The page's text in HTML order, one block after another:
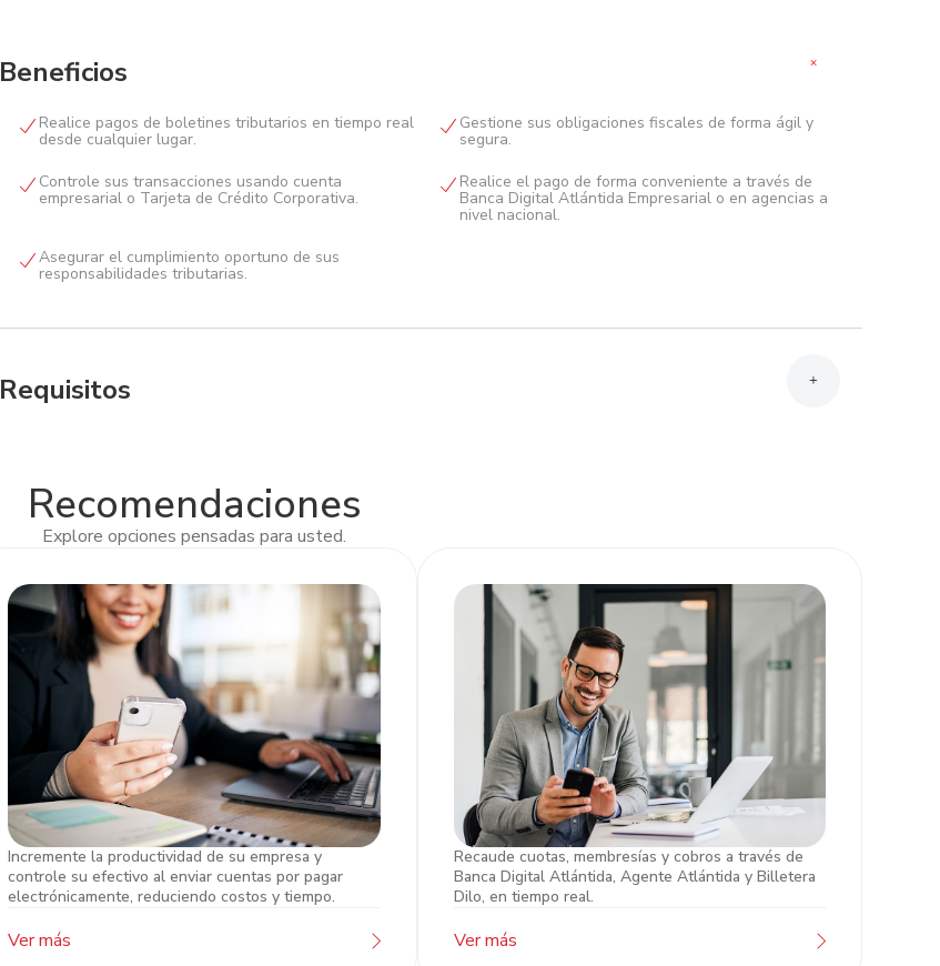
Beneficios +
Realice pagos de boletines tributarios en tiempo real
desde cualquier lugar.
Gestione sus obligaciones fiscales de forma ágil y
segura.
Controle sus transacciones usando cuenta
empresarial o Tarjeta de Crédito Corporativa.
Realice el pago de forma conveniente a través de
Banca Digital Atlántida Empresarial o en agencias a
nivel nacional.
Asegurar el cumplimiento oportuno de sus
responsabilidades tributarias.
Requisitos +
Recomendaciones
Explore opciones pensadas para usted.
Pago Empresarial
Incremente la productividad de su empresa y
controle su efectivo al enviar cuentas por pagar
electrónicamente, reduciendo costos y tiempo.
Ver más
Caja Empresarial
Recaude cuotas, membresías y cobros a través de
Banca Digital Atlántida, Agente Atlántida y Billetera
Dilo, en tiempo real.
Ver más